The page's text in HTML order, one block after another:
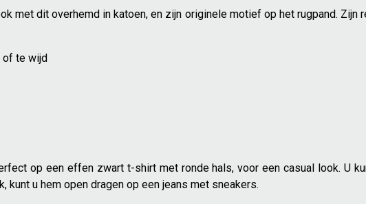
met dit overhemd in katoen, en zijn originele motief op het rugpand. Zijn
of te wijd
op een effen zwart t-shirt met ronde hals, voor een casual look. U
kunt u hem open dragen op een jeans met sneakers.